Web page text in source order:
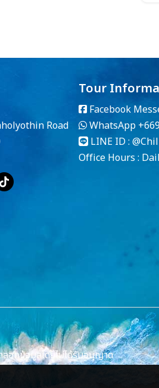
Road
Tour
Facebook
WhatsApp
LINE ID :
Office Hours :
อกข้อมูลโดยไม่ได้รับอนุญาต